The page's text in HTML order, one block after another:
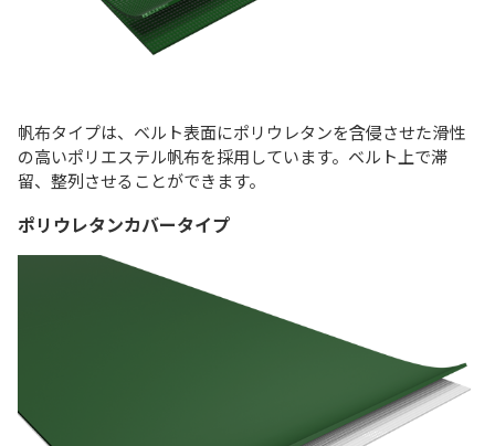
帆布タイプは、ベルト表面にポリウレタンを含侵させた滑性
の高いポリエステル帆布を採用しています。ベルト上で滞
留、整列させることができます。
ポリウレタンカバータイプ